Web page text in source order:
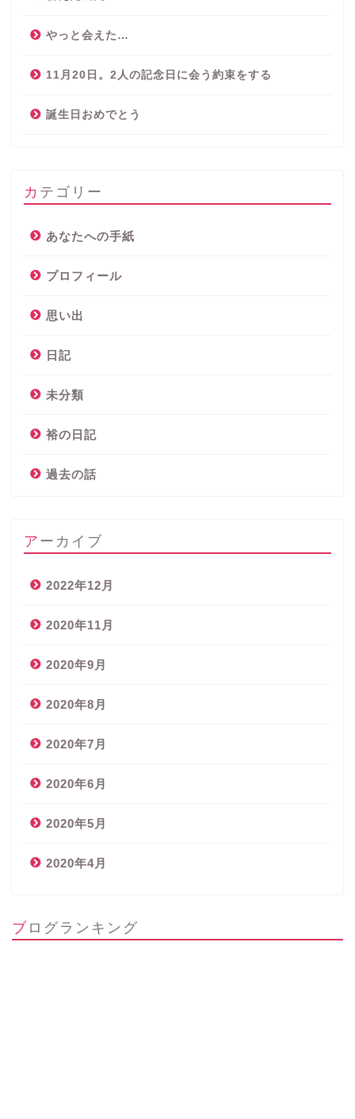
やっと会えた…
11月20日。2人の記念日に会う約束をする
誕生日おめでとう
カテゴリー
あなたへの手紙
プロフィール
思い出
日記
未分類
裕の日記
過去の話
アーカイブ
2022年12月
2020年11月
2020年9月
2020年8月
2020年7月
2020年6月
2020年5月
2020年4月
ブログランキング